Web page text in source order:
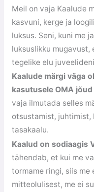
Meil on vaja Kaalude
kasvuni, kerge ja
luksus. Seni, kuni me
luksuslikku mugavust,
tegelike elu
Kaalude märgi väga
kasutusele OMA jõud
vaja ilmutada selles
otsustamist, juhtimist,
tasakaalu.
Kaalud on sodiaagis
tähendab, et kui me
tormame ringi, siis
mitteolulisest, me ei